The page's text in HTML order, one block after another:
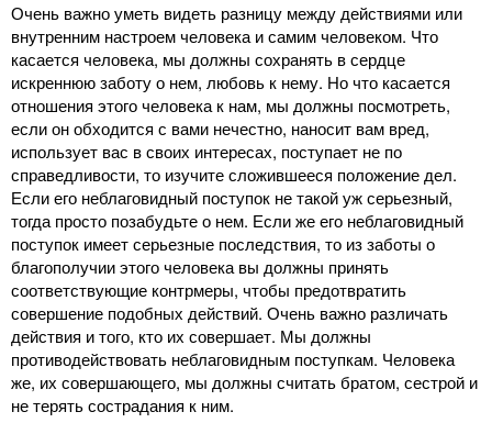
Очень важно уметь видеть разницу между действиями или
внутренним настроем человека и самим человеком. Что
касается человека, мы должны сохранять в сердце
искреннюю заботу о нем, любовь к нему. Но что касается
отношения этого человека к нам, мы должны посмотреть,
если он обходится с вами нечестно, наносит вам вред,
использует вас в своих интересах, поступает не по
справедливости, то изучите сложившееся положение дел.
Если его неблаговидный поступок не такой уж серьезный,
тогда просто позабудьте о нем. Если же его неблаговидный
поступок имеет серьезные последствия, то из заботы о
благополучии этого человека вы должны принять
соответствующие контрмеры, чтобы предотвратить
совершение подобных действий. Очень важно различать
действия и того, кто их совершает. Мы должны
противодействовать неблаговидным поступкам. Человека
же, их совершающего, мы должны считать братом, сестрой и
не терять сострадания к ним.